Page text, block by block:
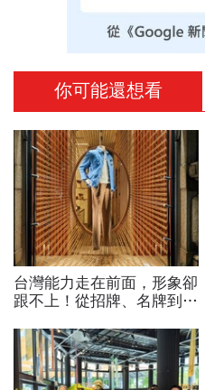
你可能還想看
台灣能力走在前面，形象卻
跟不上！從招牌、名牌到國
製造的一堂美學課